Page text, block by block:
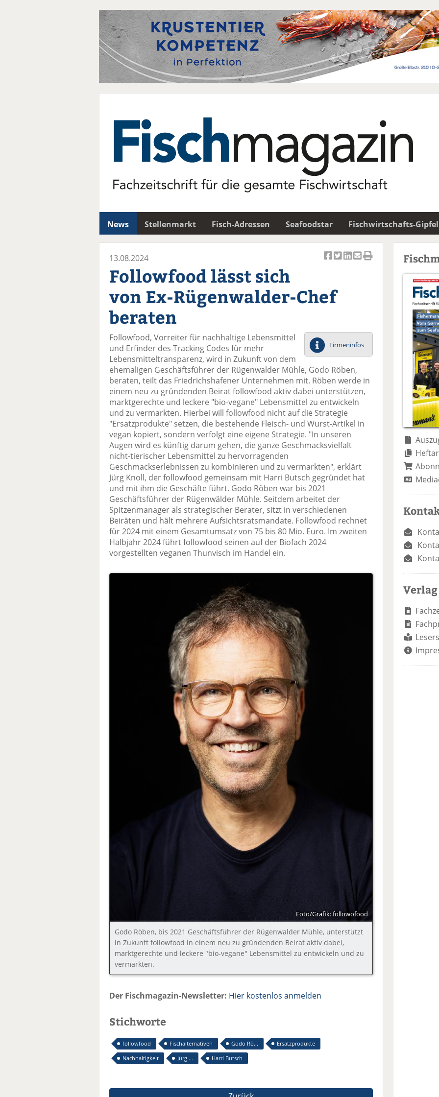
News Stellenmarkt Fisch-Adressen Seafoodstar Fischwirtschafts-Gipfel
el
F
ac
e
o
o
k
te
il
e
n
k
el
tt
er
Li
n
di
n
te
il
e
n
E
m
v
er
se
n
d
e
ck
e
13.08.2024
Followfood lässt sich
von Ex-Rügenwalder-Chef
beraten
Firmeninfos
Followfood, Vorreiter für nachhaltige Lebensmittel
und Erfinder des Tracking Codes für mehr
Lebensmitteltransparenz, wird in Zukunft von dem
ehemaligen Geschäftsführer der Rügenwalder Mühle, Godo Röben,
beraten, teilt das Friedrichshafener Unternehmen mit. Röben werde in
einem neu zu gründenden Beirat followfood aktiv dabei unterstützen,
marktgerechte und leckere "bio-vegane" Lebensmittel zu entwickeln
und zu vermarkten. Hierbei will followfood nicht auf die Strategie
"Ersatzprodukte" setzen, die bestehende Fleisch- und Wurst-Artikel in
vegan kopiert, sondern verfolgt eine eigene Strategie. "In unseren
Augen wird es künftig darum gehen, die ganze Geschmacksvielfalt
nicht-tierischer Lebensmittel zu hervorragenden
Geschmackserlebnissen zu kombinieren und zu vermarkten", erklärt
Jürg Knoll, der followfood gemeinsam mit Harri Butsch gegründet hat
und mit ihm die Geschäfte führt. Godo Röben war bis 2021
Geschäftsführer der Rügenwälder Mühle. Seitdem arbeitet der
Spitzenmanager als strategischer Berater, sitzt in verschiedenen
Beiräten und hält mehrere Aufsichtsratsmandate. Followfood rechnet
für 2024 mit einem Gesamtumsatz von 75 bis 80 Mio. Euro. Im zweiten
Halbjahr 2024 führt followfood seinen auf der Biofach 2024
vorgestellten veganen Thunvisch im Handel ein.
Foto/Grafik: followofood
Godo Röben, bis 2021 Geschäftsführer der Rügenwalder Mühle, unterstützt
in Zukunft followfood in einem neu zu gründenden Beirat aktiv dabei,
marktgerechte und leckere "bio-vegane" Lebensmittel zu entwickeln und zu
vermarkten.
Der Fischmagazin-Newsletter: Hier kostenlos anmelden
Stichworte
followfood Fischalternativen Godo Rö...
Ersatzprodukte
Nachhaltigkeit
Jürg ... Harri Butsch
Verlag